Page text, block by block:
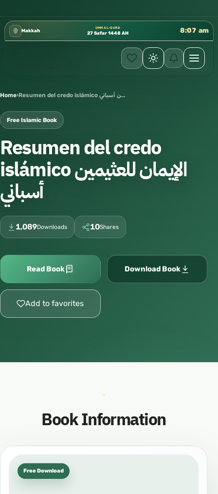
Makkah
UMM AL-QURA
27 Safar 1448 AH 8:07 am
Home› Resumen del credo islámico الإيمان للعثيمين أسباني
Free Islamic Book
Resumen del credo
islámico الإيمان للعثيمين
أسباني
1,089Downloads 10Shares
Read Book Download Book
Add to favorites
Book Information
Free Download